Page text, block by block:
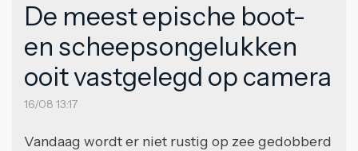
De meest epische boot-
en scheepsongelukken
ooit vastgelegd op camera
16/08 13:17
Vandaag wordt er niet rustig op zee gedobberd